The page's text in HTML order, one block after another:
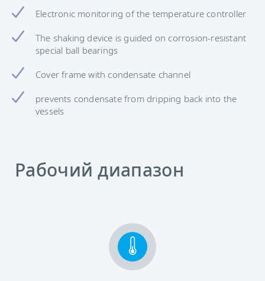
Electronic monitoring of the temperature controller
The shaking device is guided on corrosion-resistant
special ball bearings
Cover frame with condensate channel
prevents condensate from dripping back into the
vessels
Рабочий диапазон